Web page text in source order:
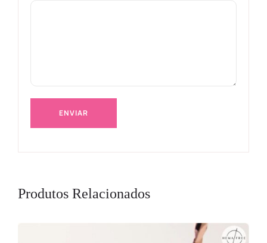
Produtos Relacionados